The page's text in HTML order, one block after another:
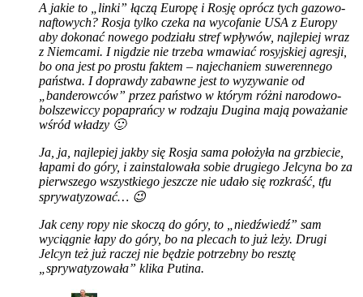
A jakie to „linki” łączą Europę i Rosję oprócz tych gazowo-
naftowych? Rosja tylko czeka na wycofanie USA z Europy
aby dokonać nowego podziału stref wpływów, najlepiej wraz
z Niemcami. I nigdzie nie trzeba wmawiać rosyjskiej agresji,
bo ona jest po prostu faktem – najechaniem suwerennego
państwa. I doprawdy zabawne jest to wyzywanie od
„banderowców” przez państwo w którym różni narodowo-
bolszewiccy popaprańcy w rodzaju Dugina mają poważanie
wśród władzy 🙂
Ja, ja, najlepiej jakby się Rosja sama położyła na grzbiecie,
łapami do góry, i zainstalowała sobie drugiego Jelcyna bo za
pierwszego wszystkiego jeszcze nie udało się rozkraść, tfu
sprywatyzować… 😉
Jak ceny ropy nie skoczą do góry, to „niedźwiedź” sam
wyciągnie łapy do góry, bo na plecach to już leży. Drugi
Jelcyn też już raczej nie będzie potrzebny bo resztę
„sprywatyzowała” klika Putina.